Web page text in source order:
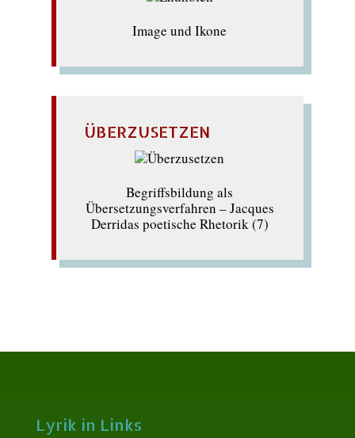
Image und Ikone
ÜBERZUSETZEN
Begriffsbildung als
Übersetzungsverfahren – Jacques
Derridas poetische Rhetorik (7)
Lyrik in Links